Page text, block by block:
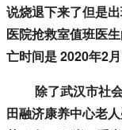
说烧退下来了但是
医院抢救室值班医
亡时间是 2020年2
除了武汉市社会
田融济康养中心老